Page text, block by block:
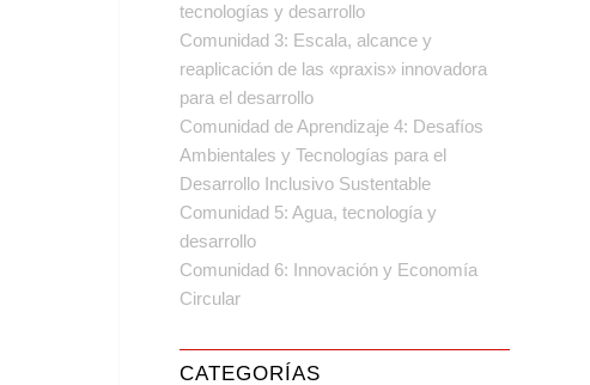
tecnologías y desarrollo
Comunidad 3: Escala, alcance y
reaplicación de las «praxis» innovadora
para el desarrollo
Comunidad de Aprendizaje 4: Desafíos
Ambientales y Tecnologías para el
Desarrollo Inclusivo Sustentable
Comunidad 5: Agua, tecnología y
desarrollo
Comunidad 6: Innovación y Economía
Circular
CATEGORÍAS